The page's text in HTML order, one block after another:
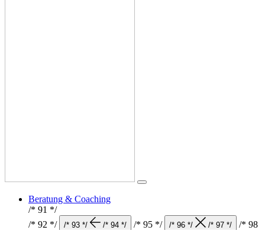
Beratung & Coaching
/* 91 */
/* 92 */
/* 93 */ /* 94 */ /* 95 */ /* 96 */ /* 97 */
/* 98